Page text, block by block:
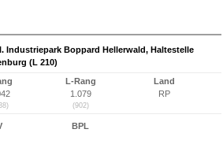
Industriepark Boppard Hellerwald, Haltestelle
(L 210)
L-Rang
1.079
(902)
Land
RP
BPL